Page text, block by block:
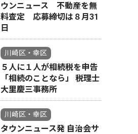
ウンニュース 不動産を無
料査定 応募締切は８月31
日
川崎区・幸区
５人に１人が相続税を申告
「相続のことなら」 税理士
大里慶三事務所
川崎区・幸区
タウンニュース発 自治会サ